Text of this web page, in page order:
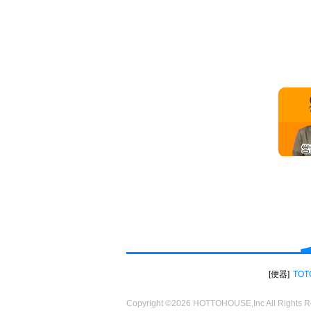
便器
Copyright ©2026 HOTTOHOUSE,Inc All Rights